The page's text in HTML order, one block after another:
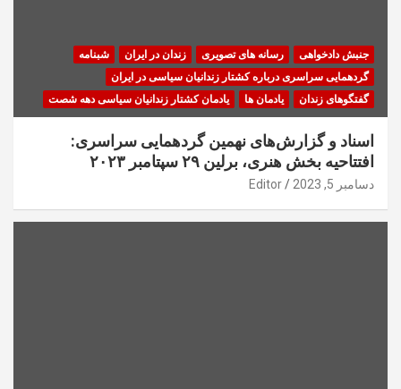
جنبش دادخواهی رسانه های تصویری زندان در ایران
شبنامه
گردهمایی سراسری درباره کشتار زندانیان سیاسی در ایران
گفتگوهای زندان
یادمان ها یادمان کشتار زندانیان سیاسی دهه شصت
اسناد و گزارش‌های نهمین گردهمایی سراسری:
افتتاحیه بخش هنری، برلین ۲۹ سپتامبر ۲۰۲۳
دسامبر 5, 2023 Editor